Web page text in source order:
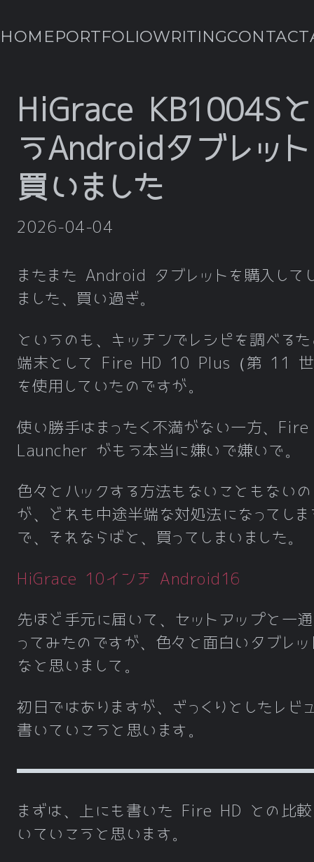
HOMEPORTFOLIOWRITINGCONTACT
HiGrace KB1004S
うAndroidタブレッ
買いました
2026-04-04
またまた Android タブレットを購入して
ました、買い過ぎ。
というのも、キッチンでレシピを調べる
端末として Fire HD 10 Plus（第 11
を使用していたのですが。
使い勝手はまったく不満がない一方、Fire
Launcher がもう本当に嫌いで嫌いで。
色々とハックする方法もないこともない
が、どれも中途半端な対処法になってしま
で、それならばと、買ってしまいました。
HiGrace 10インチ Android16
先ほど手元に届いて、セットアップと一
ってみたのですが、色々と面白いタブレッ
なと思いまして。
初日ではありますが、ざっくりとしたレビ
書いていこうと思います。
まずは、上にも書いた Fire HD との比較
いていこうと思います。